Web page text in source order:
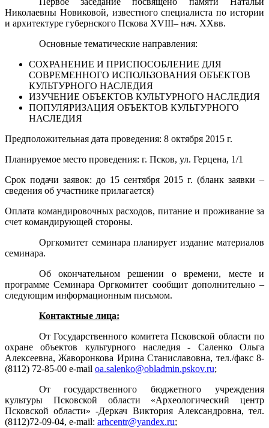
Николаевны Новиковой, известного специалиста по истории
и архитектуре губернского Пскова XVIII– нач. XXвв.
Основные тематические направления:
СОХРАНЕНИЕ И ПРИСПОСОБЛЕНИЕ ДЛЯ
СОВРЕМЕННОГО ИСПОЛЬЗОВАНИЯ ОБЪЕКТОВ
КУЛЬТУРНОГО НАСЛЕДИЯ
ИЗУЧЕНИЕ ОБЪЕКТОВ КУЛЬТУРНОГО НАСЛЕДИЯ
ПОПУЛЯРИЗАЦИЯ ОБЪЕКТОВ КУЛЬТУРНОГО
НАСЛЕДИЯ
Предположительная дата проведения: 8 октября 2015 г.
Планируемое место проведения: г. Псков, ул. Герцена, 1/1
Срок подачи заявок: до 15 сентября 2015 г. (бланк заявки –
сведения об участнике прилагается)
Оплата командировочных расходов, питание и проживание за
счет командирующей стороны.
Оргкомитет семинара планирует издание материалов
семинара.
Об окончательном решении о времени, месте и
программе Семинара Оргкомитет сообщит дополнительно –
следующим информационным письмом.
Контактные лица:
От Государственного комитета Псковской области по
охране объектов культурного наследия - Саленко Ольга
Алексеевна, Жаворонкова Ирина Станиславовна, тел./факс 8-
(8112) 72-85-00 e-mail oa.salenko@obladmin.pskov.ru;
От государственного бюджетного учреждения
культуры Псковской области «Археологический центр
Псковской области» -Деркач Виктория Александровна, тел.
(8112)72-09-04, e-mail: arhcentr@yandex.ru;